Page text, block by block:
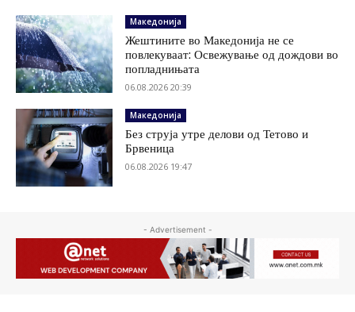
Македонија
Жештините во Македонија не се
повлекуваат: Освежување од дождови во
попладнињата
06.08.2026 20:39
Македонија
Без струја утре делови од Тетово и
Брвеница
06.08.2026 19:47
- Advertisement -